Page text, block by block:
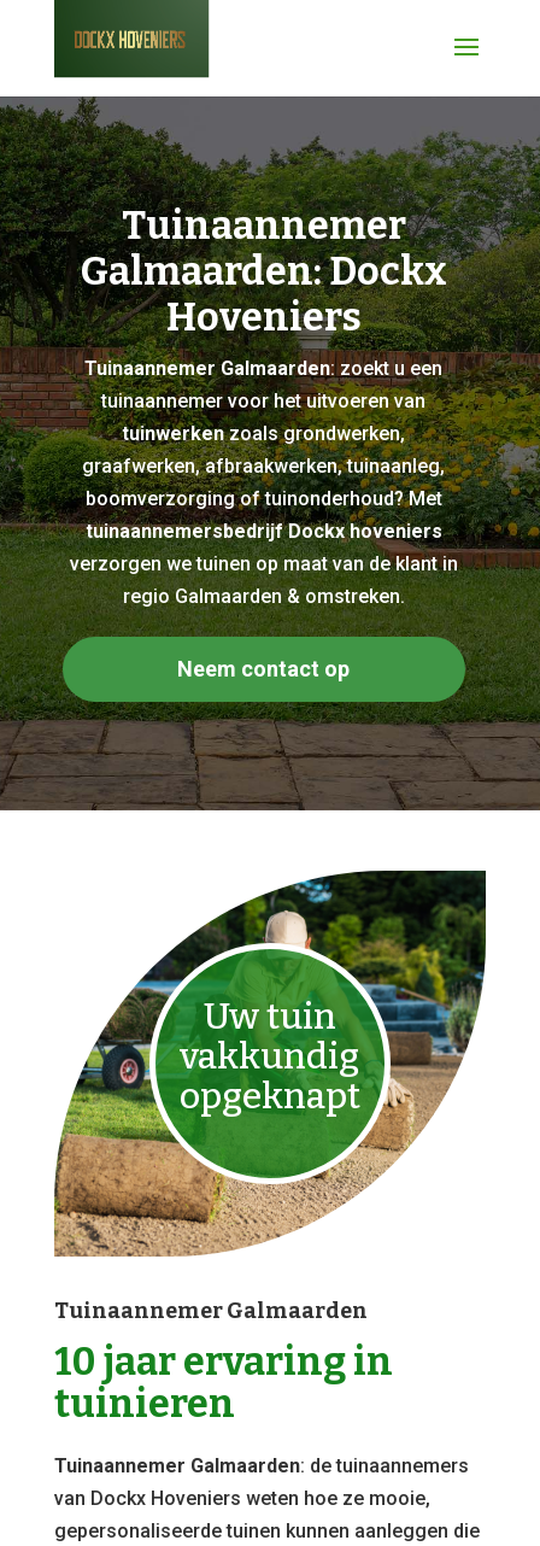
Tuinaannemer
Galmaarden: Dockx
Hoveniers
Tuinaannemer Galmaarden: zoekt u een
tuinaannemer voor het uitvoeren van
tuinwerkenzoals grondwerken,
graafwerken, afbraakwerken, tuinaanleg,
boomverzorging of tuinonderhoud? Met
tuinaannemersbedrijf Dockx hoveniers
verzorgen we tuinen op maat van de klant in
regio Galmaarden & omstreken.
Neem contact op
Uw tuin
vakkundig
opgeknapt
Tuinaannemer Galmaarden
10 jaar ervaring in
tuinieren
Tuinaannemer Galmaarden: de tuinaannemers
van Dockx Hoveniers weten hoe ze mooie,
gepersonaliseerde tuinen kunnen aanleggen die